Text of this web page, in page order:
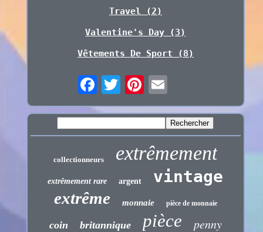
Travel (2)
Valentine's Day (3)
Vêtements De Sport (8)
collectionneurs extrêmement
extrêmement rare argent vintage
extrême monnaie pièce de monnaie
coin britannique pièce penny